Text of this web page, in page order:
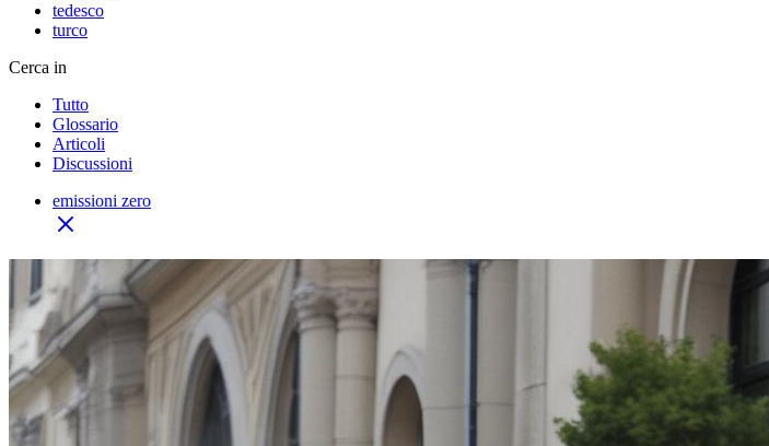
tedesco
turco
Cerca in
Tutto
Glossario
Articoli
Discussioni
emissioni zero